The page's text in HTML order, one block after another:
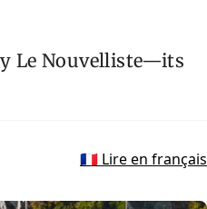
Le Nouvelliste—its
🇫🇷 Lire en français